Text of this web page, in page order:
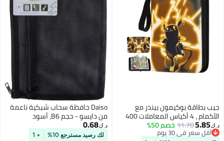
Daiso حافظة سحاب شبكية ناعمة
من دايسو - حجم B6، أسود
د.ك‏0.68
لك رصيد مسترجع 10% + 1